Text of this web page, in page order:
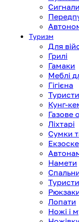
Сигнали
Туризм
Для
Грилі
Гамаки
Меблі
Гігієна
Кунг-
Газове
Ліхтарі
Сумки
Намети
Лопати
Ножі і